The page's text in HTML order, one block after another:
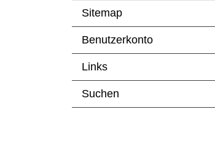
(ausgewählt)
Sitemap
Benutzerkonto
Links
Suchen